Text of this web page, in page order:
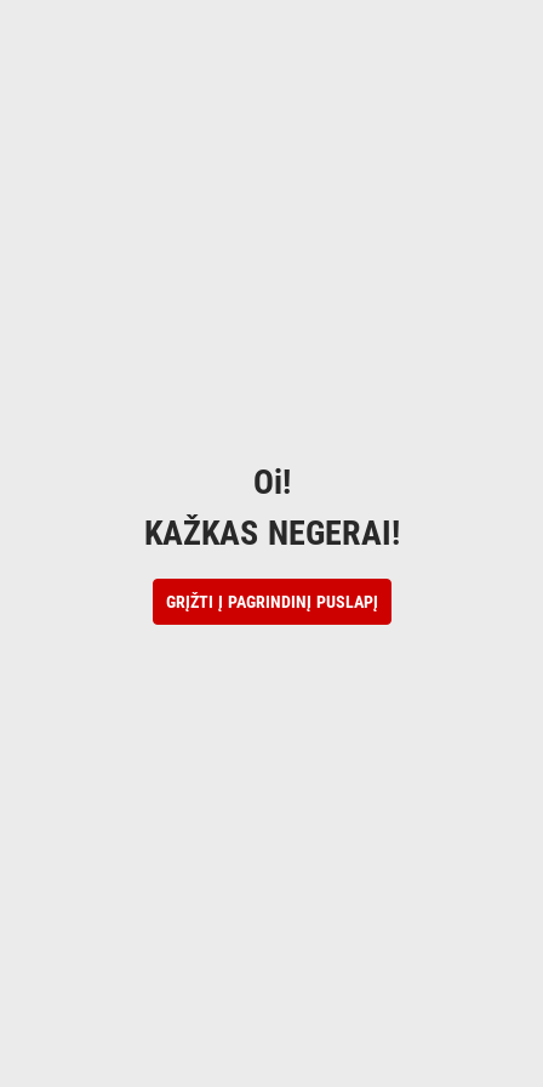
Oi!
KAŽKAS NEGERAI!
GRĮŽTI Į PAGRINDINĮ PUSLAPĮ